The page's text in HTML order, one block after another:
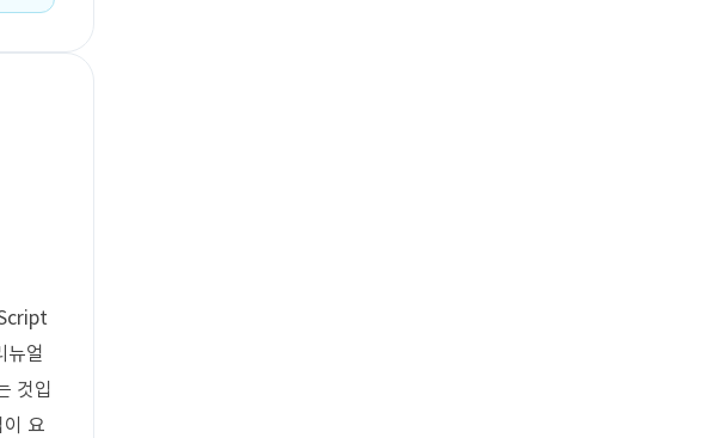
뉴얼
것입
요